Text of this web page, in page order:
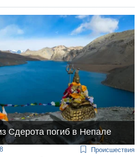
Сдерота погиб в Непале
Происшествия